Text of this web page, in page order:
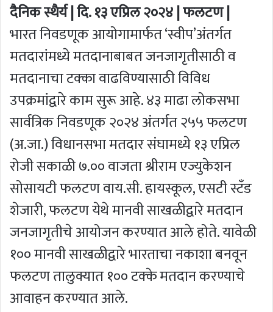
दैनिक स्थैर्य | दि. १३ एप्रिल २०२४ | फलटण |
भारत निवडणूक आयोगामार्फत ‘स्वीप’अंतर्गत
मतदारांमध्ये मतदानाबाबत जनजागृतीसाठी व
मतदानाचा टक्का वाढविण्यासाठी विविध
उपक्रमांद्वारे काम सुरू आहे. ४३ माढा लोकसभा
सार्वत्रिक निवडणूक २०२४ अंतर्गत २५५ फलटण
(अ.जा.) विधानसभा मतदार संघामध्ये १३ एप्रिल
रोजी सकाळी ७.०० वाजता श्रीराम एज्युकेशन
सोसायटी फलटण वाय.सी. हायस्कूल, एसटी स्टँड
शेजारी, फलटण येथे मानवी साखळीद्वारे मतदान
जनजागृतीचे आयोजन करण्यात आले होते. यावेळी
१०० मानवी साखळीद्वारे भारताचा नकाशा बनवून
फलटण तालुक्यात १०० टक्के मतदान करण्याचे
आवाहन करण्यात आले.